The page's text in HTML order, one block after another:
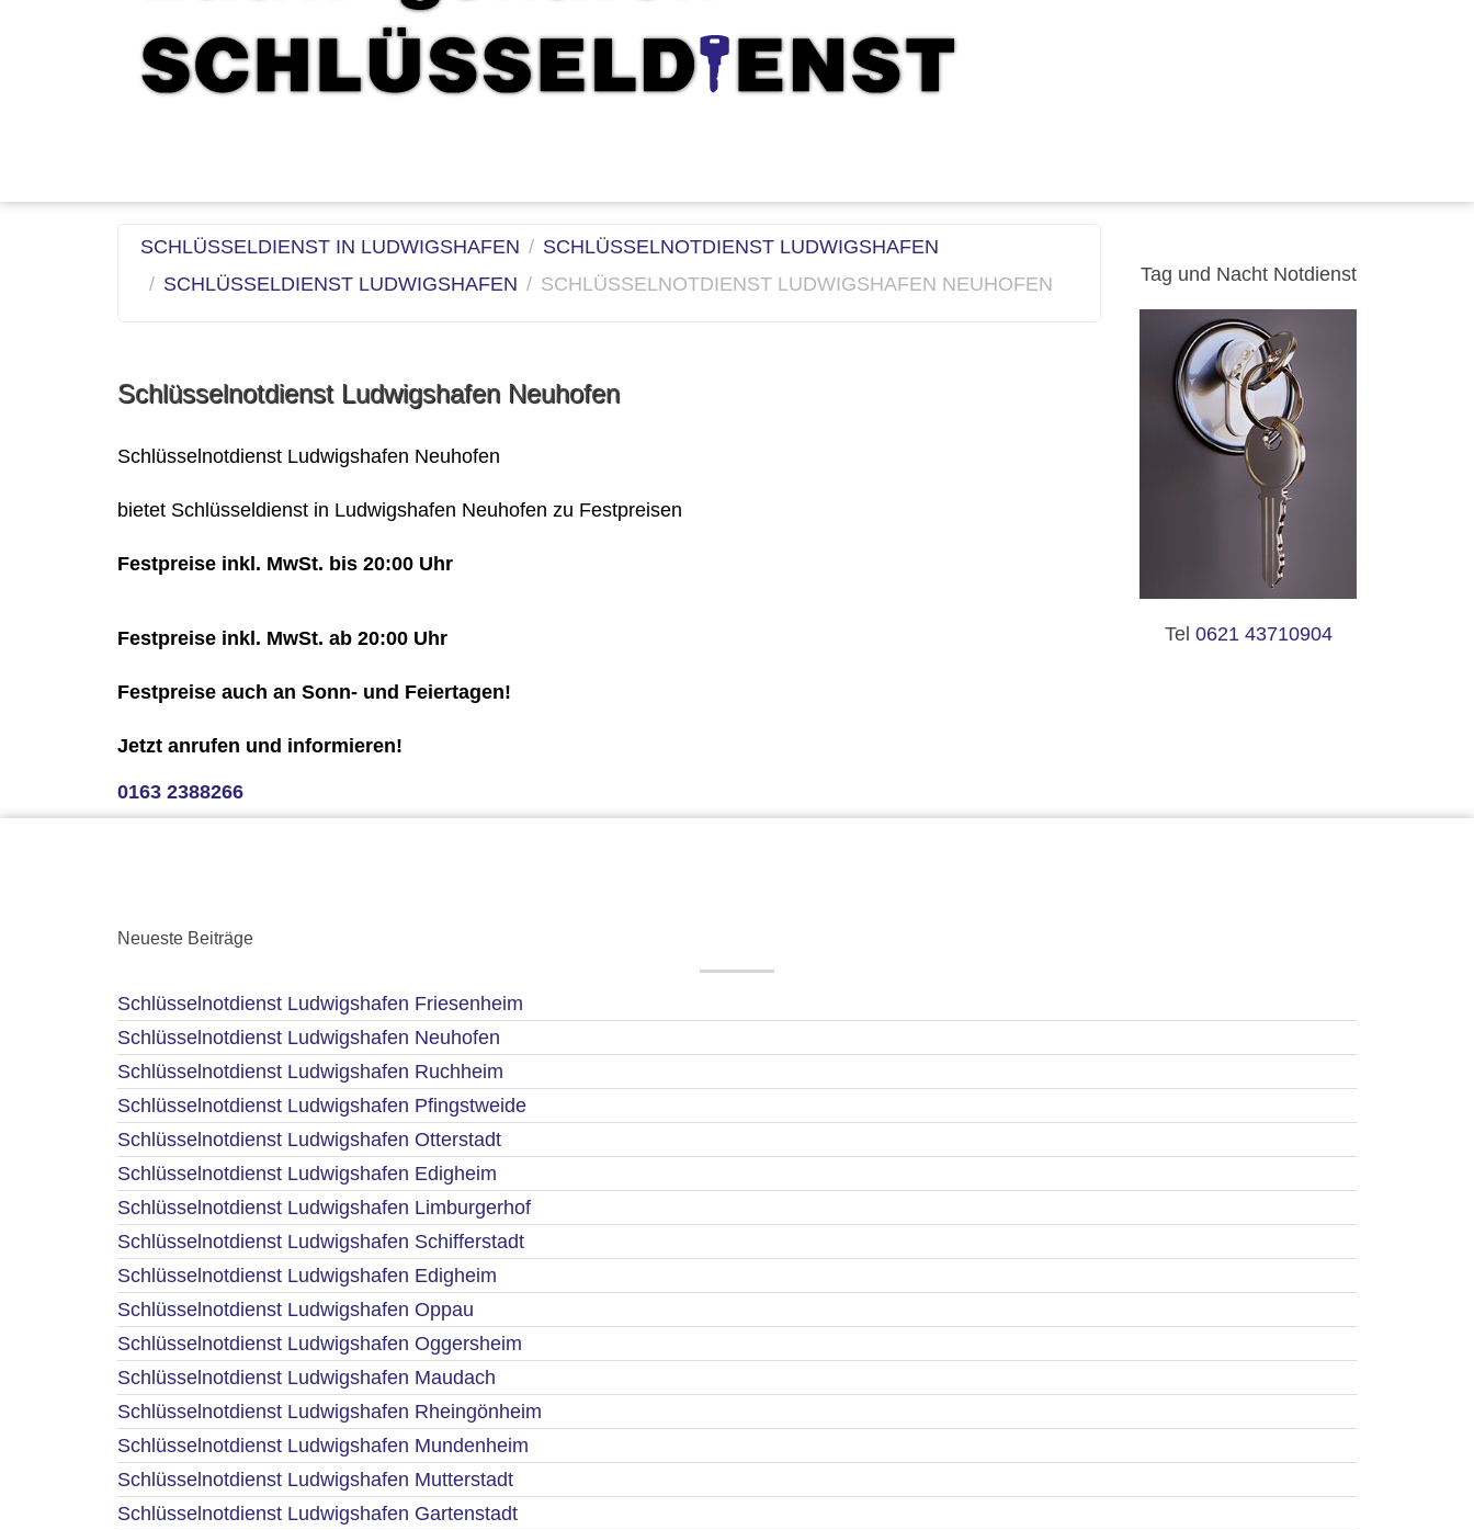
SCHLÜSSELDIENST IN LUDWIGSHAFEN
SCHLÜSSELNOTDIENST LUDWIGSHAFEN
SCHLÜSSELDIENST LUDWIGSHAFEN
SCHLÜSSELNOTDIENST LUDWIGSHAFEN NEUHOFEN
Schlüsselnotdienst Ludwigshafen Neuhofen
Schlüsselnotdienst Ludwigshafen Neuhofen
bietet Schlüsseldienst in Ludwigshafen Neuhofen zu Festpreisen
Festpreise inkl. MwSt. bis 20:00 Uhr
Festpreise inkl. MwSt. ab 20:00 Uhr
Festpreise auch an Sonn- und Feiertagen!
Jetzt anrufen und informieren!
0163 2388266
Tag und Nacht Notdienst
Tel 0621 43710904
Neueste Beiträge
Schlüsselnotdienst Ludwigshafen Friesenheim
Schlüsselnotdienst Ludwigshafen Neuhofen
Schlüsselnotdienst Ludwigshafen Ruchheim
Schlüsselnotdienst Ludwigshafen Pfingstweide
Schlüsselnotdienst Ludwigshafen Otterstadt
Schlüsselnotdienst Ludwigshafen Edigheim
Schlüsselnotdienst Ludwigshafen Limburgerhof
Schlüsselnotdienst Ludwigshafen Schifferstadt
Schlüsselnotdienst Ludwigshafen Edigheim
Schlüsselnotdienst Ludwigshafen Oppau
Schlüsselnotdienst Ludwigshafen Oggersheim
Schlüsselnotdienst Ludwigshafen Maudach
Schlüsselnotdienst Ludwigshafen Rheingönheim
Schlüsselnotdienst Ludwigshafen Mundenheim
Schlüsselnotdienst Ludwigshafen Mutterstadt
Schlüsselnotdienst Ludwigshafen Gartenstadt